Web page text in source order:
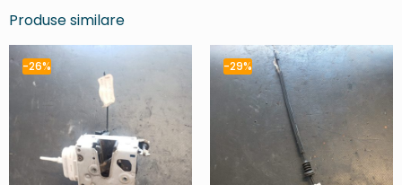
Produse similare
-26% -29%